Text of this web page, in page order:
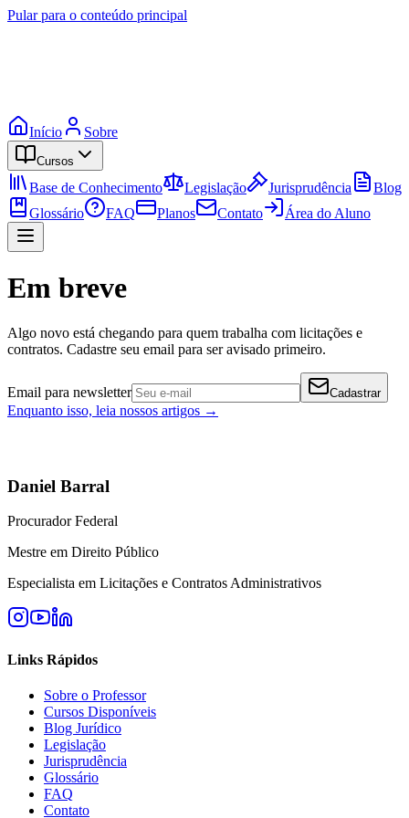
Pular para o conteúdo principal
Início Sobre
Cursos
Base de Conhecimento Legislação Jurisprudência
Blog
Glossário
FAQ Planos Contato Área do Aluno
Em breve
Algo novo está chegando para quem trabalha com licitações e
contratos. Cadastre seu email para ser avisado primeiro.
Email para newsletter Cadastrar
Enquanto isso, leia nossos artigos →
Daniel Barral
Procurador Federal
Mestre em Direito Público
Especialista em Licitações e Contratos Administrativos
Links Rápidos
Sobre o Professor
Cursos Disponíveis
Blog Jurídico
Legislação
Jurisprudência
Glossário
FAQ
Contato